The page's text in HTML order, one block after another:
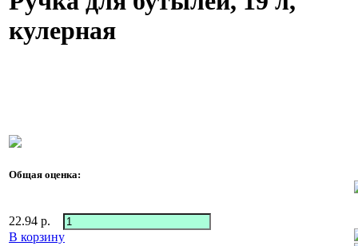
кулерная
Общая оценка:
22.94 р.
В корзину